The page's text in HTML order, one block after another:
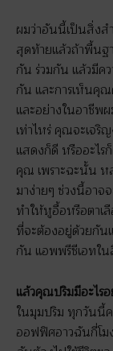
ผมว่าอันนี้เป็นสิ่งส
สุดท้ายแล้วถ้าพื้น
กัน ร่วมกัน แล้วมีค
กัน และการเห็นคุ
และอย่างในอาชีพ
เท่าไหร่ คุณจะเจริ
แสดงก็ดี หรืออะไร
คุณ เพราะฉะนั้น ห
มาง่ายๆ ช่วงนี้อาจ
ทำให้หูอื้อหรือตาเ
ที่จะต้องอยู่ด้วยกัน
กัน แอพพรีชีเอทใน
แล้วคุณปริมมีอะไร
ในมุมปริม ทุกวันนี้
ออฟฟิศอาวฉันกี่โม